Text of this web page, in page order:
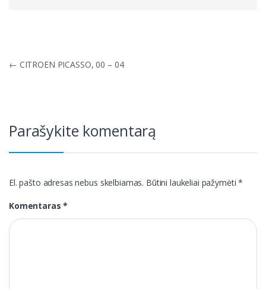
Navigacija
← CITROEN PICASSO, 00 – 04
Parašykite komentarą
El. pašto adresas nebus skelbiamas. Būtini laukeliai pažymėti*
Komentaras*